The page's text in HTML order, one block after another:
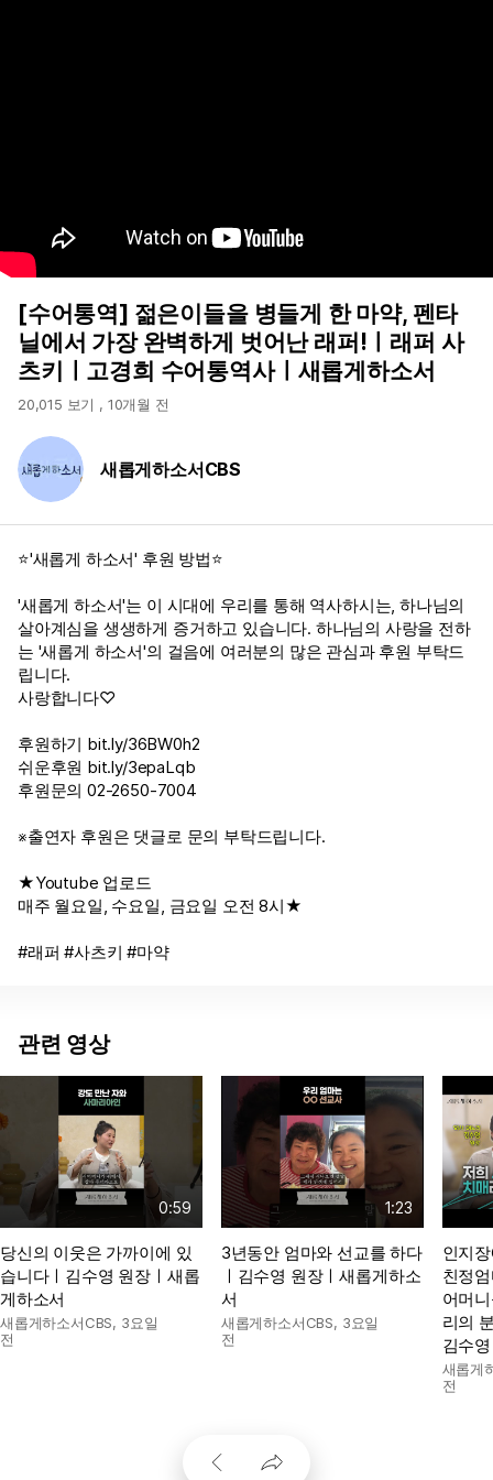
[수어통역] 젊은이들을 병들게 한 마약, 펜타
닐에서 가장 완벽하게 벗어난 래퍼!ㅣ래퍼 사
츠키ㅣ고경희 수어통역사ㅣ새롭게하소서
20,015 보기 , 10개월 전
새롭게하소서CBS
⭐'새롭게 하소서' 후원 방법⭐
'새롭게 하소서'는 이 시대에 우리를 통해 역사하시는, 하나님의
살아계심을 생생하게 증거하고 있습니다. 하나님의 사랑을 전하
는 '새롭게 하소서'의 걸음에 여러분의 많은 관심과 후원 부탁드
립니다.
사랑합니다♡
후원하기 bit.ly/36BW0h2
쉬운후원 bit.ly/3epaLqb
후원문의 02-2650-7004
※출연자 후원은 댓글로 문의 부탁드립니다.
★Youtube 업로드
매주 월요일, 수요일, 금요일 오전 8시★
#래퍼 #사츠키 #마약
관련 영상
0:59
당신의 이웃은 가까이에 있
습니다ㅣ김수영 원장ㅣ새롭
게하소서
새롭게하소서CBS, 3요일
전
1:23
3년동안 엄마와 선교를 하다
ㅣ김수영 원장ㅣ새롭게하소
서
새롭게하소서CBS, 3요일
전
인지
친정
어머
리의
김수
새롭게
전